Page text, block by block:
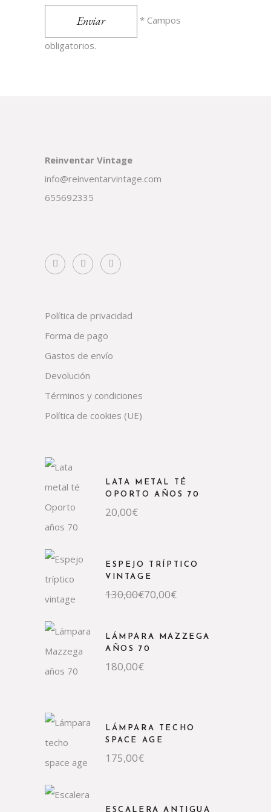
Enviar * Campos
obligatorios.
Reinventar Vintage
info@reinventarvintage.com
655692335
Política de privacidad
Forma de pago
Gastos de envío
Devolución
Términos y condiciones
Política de cookies (UE)
LATA METAL TÉ
OPORTO AÑOS 70
20,00€
ESPEJO TRÍPTICO
VINTAGE
130,00€
El
precio
130,00€.
70,00€
El
precio
70,00€.
LÁMPARA MAZZEGA
AÑOS 70
180,00€
LÁMPARA TECHO
SPACE AGE
175,00€
ESCALERA ANTIGUA